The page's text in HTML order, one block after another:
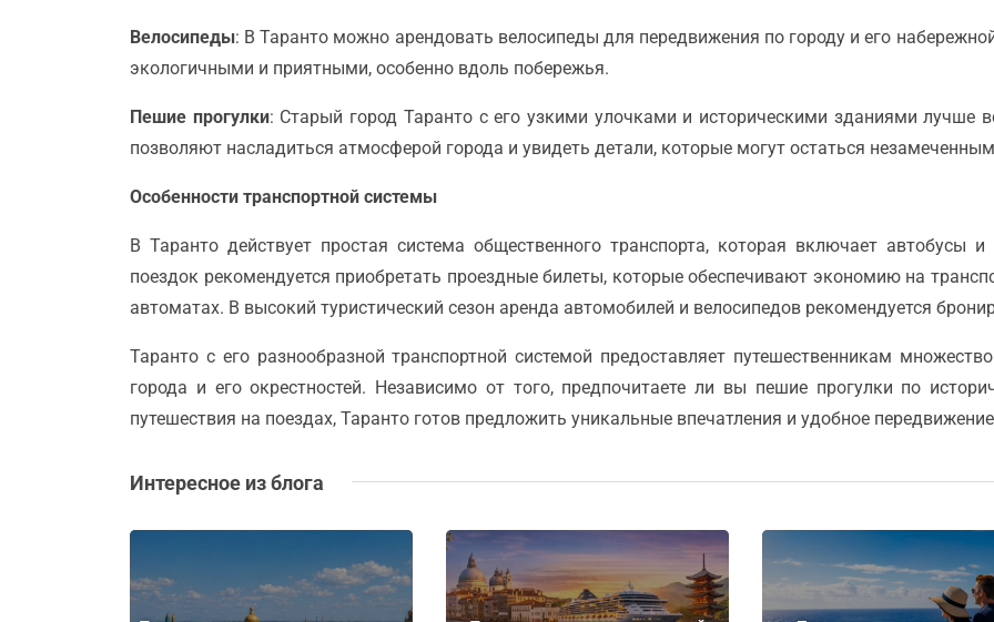
Велосипеды: В Таранто можно арендовать велосипеды для передвижения по городу и его
экологичными и приятными, особенно вдоль побережья.
Пешие прогулки: Старый город Таранто с его узкими улочками и историческими зданиями лучше
позволяют насладиться атмосферой города и увидеть детали, которые могут остаться
Особенности транспортной системы
В Таранто действует простая система общественного транспорта, которая включает автобусы
поездок рекомендуется приобретать проездные билеты, которые обеспечивают экономию на
автоматах. В высокий туристический сезон аренда автомобилей и велосипедов рекомендуется
Таранто с его разнообразной транспортной системой предоставляет путешественникам
города и его окрестностей. Независимо от того, предпочитаете ли вы пешие прогулки по
путешествия на поездах, Таранто готов предложить уникальные впечатления и удобное
Интересное из блога